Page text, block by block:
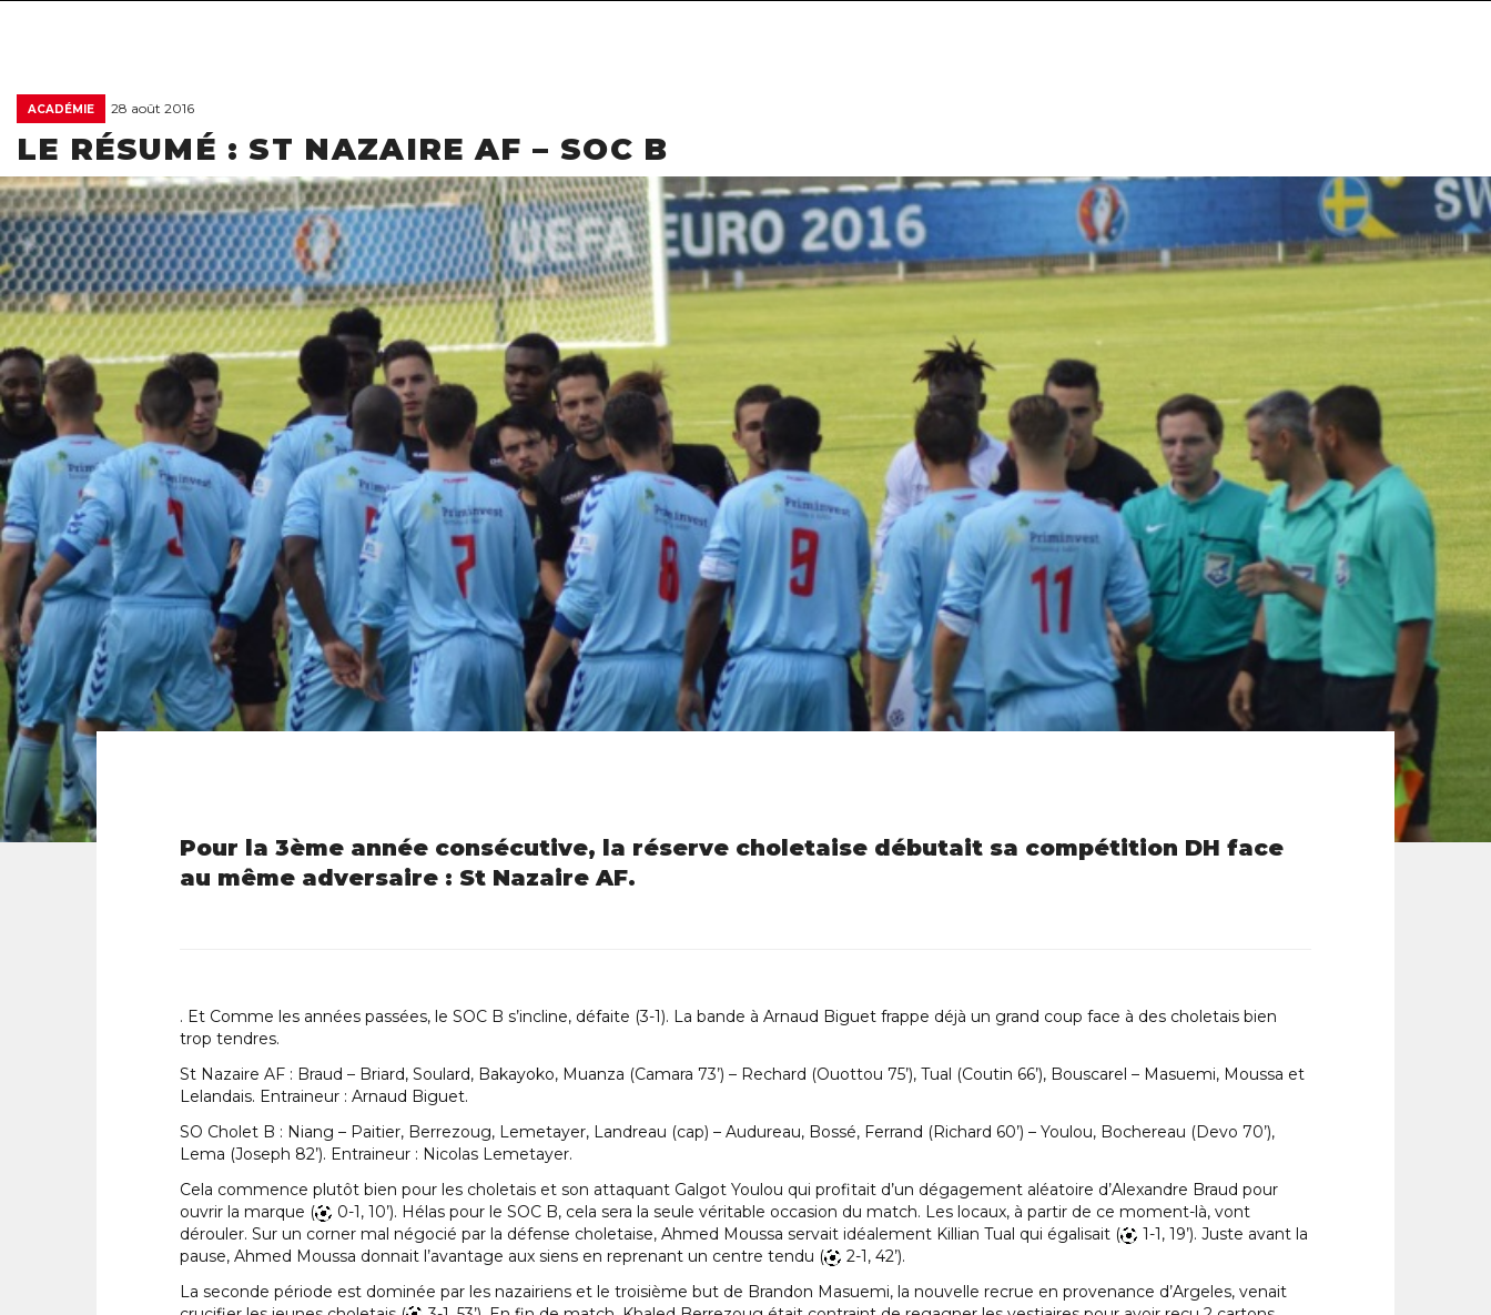
ACADÉMIE 28 août 2016
LE RÉSUMÉ : ST NAZAIRE AF – SOC B
Pour la 3ème année consécutive, la réserve choletaise débutait sa compétition DH face
au même adversaire : St Nazaire AF.
. Et Comme les années passées, le SOC B s’incline, défaite (3-1). La bande à Arnaud Biguet frappe déjà un grand coup face à des choletais bien
trop tendres.
St Nazaire AF : Braud – Briard, Soulard, Bakayoko, Muanza (Camara 73’) – Rechard (Ouottou 75’), Tual (Coutin 66’), Bouscarel – Masuemi, Moussa et
Lelandais. Entraineur : Arnaud Biguet.
SO Cholet B : Niang – Paitier, Berrezoug, Lemetayer, Landreau (cap) – Audureau, Bossé, Ferrand (Richard 60’) – Youlou, Bochereau (Devo 70’),
Lema (Joseph 82’). Entraineur : Nicolas Lemetayer.
Cela commence plutôt bien pour les choletais et son attaquant Galgot Youlou qui profitait d’un dégagement aléatoire d’Alexandre Braud pour
ouvrir la marque (
0-1, 10’). Hélas pour le SOC B, cela sera la seule véritable occasion du match. Les locaux, à partir de ce moment-là, vont
dérouler. Sur un corner mal négocié par la défense choletaise, Ahmed Moussa servait idéalement Killian Tual qui égalisait (
1-1, 19’). Juste avant la
pause, Ahmed Moussa donnait l’avantage aux siens en reprenant un centre tendu (
2-1, 42’).
La seconde période est dominée par les nazairiens et le troisième but de Brandon Masuemi, la nouvelle recrue en provenance d’Argeles, venait